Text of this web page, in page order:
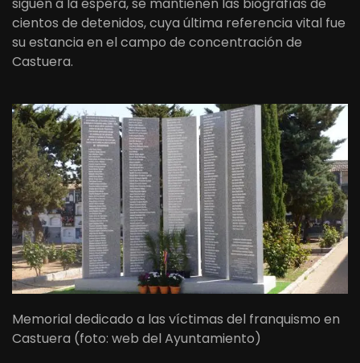
siguen a la espera, se mantienen las biografías de
cientos de detenidos, cuya última referencia vital fue
su estancia en el campo de concentración de
Castuera.
Memorial dedicado a las víctimas del franquismo en
Castuera (foto: web del Ayuntamiento)